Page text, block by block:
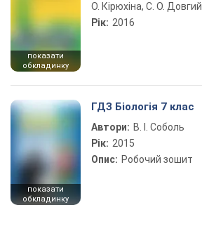
показати
обкладинку
О. Кірюхіна, С. О. Довгий
Рік: 2016
показати
обкладинку
ГДЗ Біологія 7 клас
Автори: В. І. Соболь
Рік: 2015
Опис: Робочий зошит